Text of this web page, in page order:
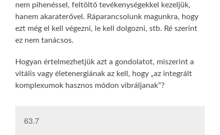
nem pihenéssel, feltöltő tevékenységekkel kezeljük,
hanem akaraterővel. Ráparancsolunk magunkra, hogy
ezt még el kell végezni, le kell dolgozni, stb. Ré szerint
ez nem tanácsos.
Hogyan értelmezhetjük azt a gondolatot, miszerint a
vitális vagy életenergiának az kell, hogy „az integrált
komplexumok hasznos módon vibráljanak”?
63.7